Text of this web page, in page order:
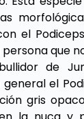
el
que
de
general el
gris